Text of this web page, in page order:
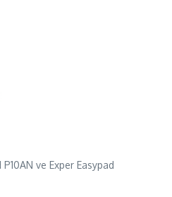
ve Exper Easypad